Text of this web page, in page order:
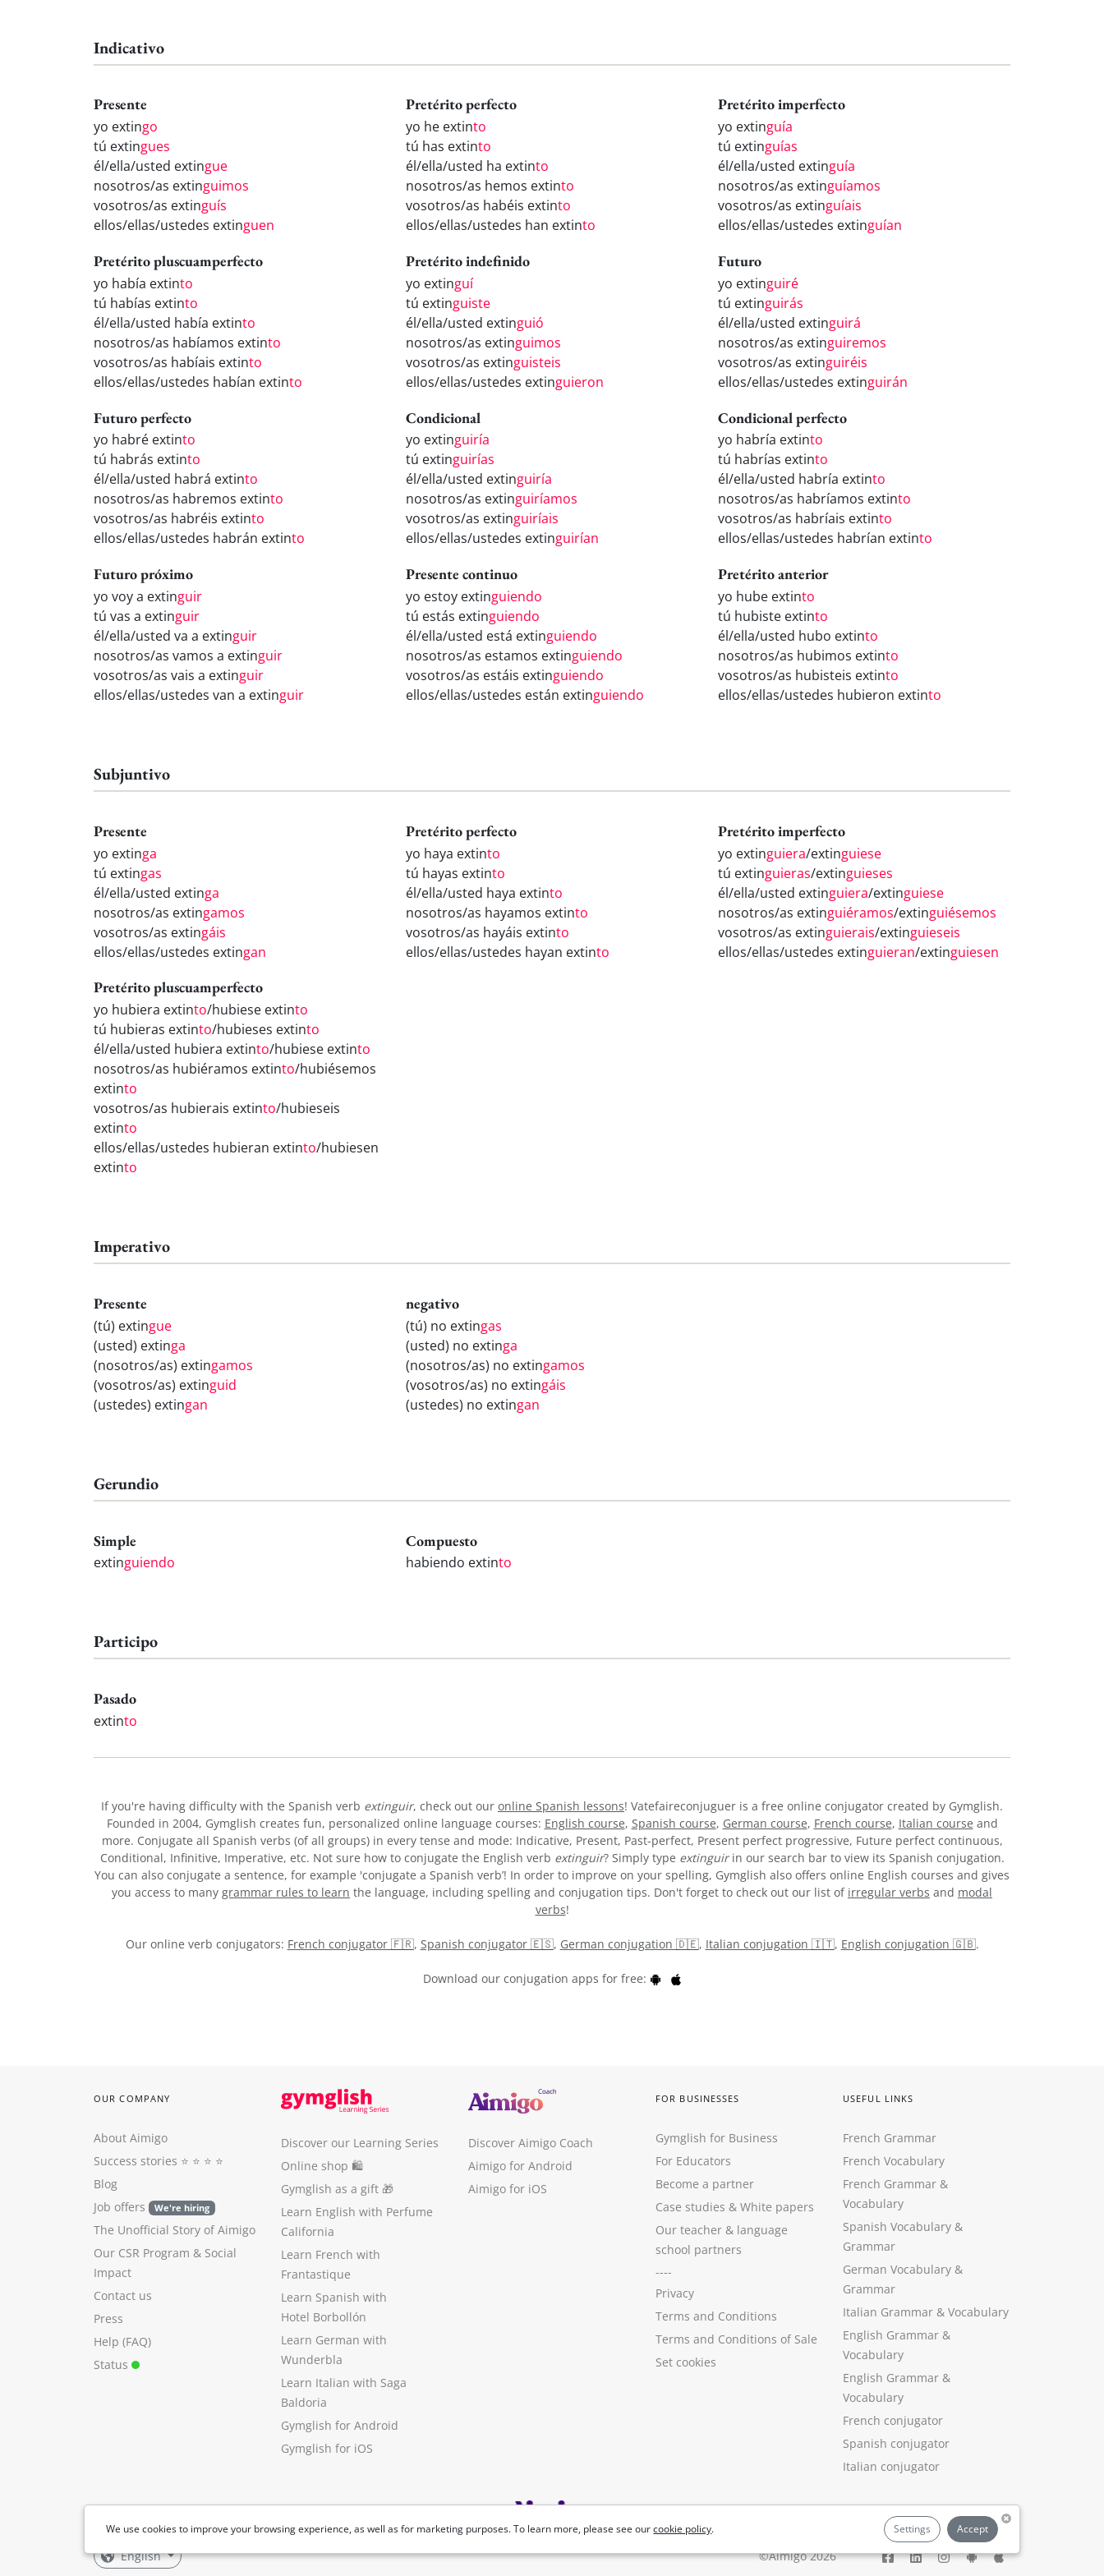
Indicativo
Presente
yo extingo
tú extingues
él/ella/usted extingue
nosotros/as extinguimos
vosotros/as extinguís
ellos/ellas/ustedes extinguen
Pretérito perfecto
yo he extinto
tú has extinto
él/ella/usted ha extinto
nosotros/as hemos extinto
vosotros/as habéis extinto
ellos/ellas/ustedes han extinto
Pretérito imperfecto
yo extinguía
tú extinguías
él/ella/usted extinguía
nosotros/as extinguíamos
vosotros/as extinguíais
ellos/ellas/ustedes extinguían
Pretérito pluscuamperfecto
yo había extinto
tú habías extinto
él/ella/usted había extinto
nosotros/as habíamos extinto
vosotros/as habíais extinto
ellos/ellas/ustedes habían extinto
Pretérito indefinido
yo extinguí
tú extinguiste
él/ella/usted extinguió
nosotros/as extinguimos
vosotros/as extinguisteis
ellos/ellas/ustedes extinguieron
Futuro
yo extinguiré
tú extinguirás
él/ella/usted extinguirá
nosotros/as extinguiremos
vosotros/as extinguiréis
ellos/ellas/ustedes extinguirán
Futuro perfecto
yo habré extinto
tú habrás extinto
él/ella/usted habrá extinto
nosotros/as habremos extinto
vosotros/as habréis extinto
ellos/ellas/ustedes habrán extinto
Condicional
yo extinguiría
tú extinguirías
él/ella/usted extinguiría
nosotros/as extinguiríamos
vosotros/as extinguiríais
ellos/ellas/ustedes extinguirían
Condicional perfecto
yo habría extinto
tú habrías extinto
él/ella/usted habría extinto
nosotros/as habríamos extinto
vosotros/as habríais extinto
ellos/ellas/ustedes habrían extinto
Futuro próximo
yo voy a extinguir
tú vas a extinguir
él/ella/usted va a extinguir
nosotros/as vamos a extinguir
vosotros/as vais a extinguir
ellos/ellas/ustedes van a extinguir
Presente continuo
yo estoy extinguiendo
tú estás extinguiendo
él/ella/usted está extinguiendo
nosotros/as estamos extinguiendo
vosotros/as estáis extinguiendo
ellos/ellas/ustedes están extinguiendo
Pretérito anterior
yo hube extinto
tú hubiste extinto
él/ella/usted hubo extinto
nosotros/as hubimos extinto
vosotros/as hubisteis extinto
ellos/ellas/ustedes hubieron extinto
Subjuntivo
Presente
yo extinga
tú extingas
él/ella/usted extinga
nosotros/as extingamos
vosotros/as extingáis
ellos/ellas/ustedes extingan
Pretérito perfecto
yo haya extinto
tú hayas extinto
él/ella/usted haya extinto
nosotros/as hayamos extinto
vosotros/as hayáis extinto
ellos/ellas/ustedes hayan extinto
Pretérito imperfecto
yo extinguiera/extinguiese
tú extinguieras/extinguieses
él/ella/usted extinguiera/extinguiese
nosotros/as extinguiéramos/extinguiésemos
vosotros/as extinguierais/extinguieseis
ellos/ellas/ustedes extinguieran/extinguiesen
Pretérito pluscuamperfecto
yo hubiera extinto/hubiese extinto
tú hubieras extinto/hubieses extinto
él/ella/usted hubiera extinto/hubiese extinto
nosotros/as hubiéramos extinto/hubiésemos
extinto
vosotros/as hubierais extinto/hubieseis
extinto
ellos/ellas/ustedes hubieran extinto/hubiesen
extinto
Imperativo
Presente
(tú) extingue
(usted) extinga
(nosotros/as) extingamos
(vosotros/as) extinguid
(ustedes) extingan
negativo
(tú) no extingas
(usted) no extinga
(nosotros/as) no extingamos
(vosotros/as) no extingáis
(ustedes) no extingan
Gerundio
Simple
extinguiendo
Compuesto
habiendo extinto
Participo
Pasado
extinto
If you're having difficulty with the Spanish verb extinguir, check out our online Spanish lessons! Vatefaireconjuguer is a free online conjugator created by Gymglish.
Founded in 2004, Gymglish creates fun, personalized online language courses: English course, Spanish course, German course, French course, Italian course and
more. Conjugate all Spanish verbs (of all groups) in every tense and mode: Indicative, Present, Past-perfect, Present perfect progressive, Future perfect continuous,
Conditional, Infinitive, Imperative, etc. Not sure how to conjugate the English verb extinguir? Simply type extinguirin our search bar to view its Spanish conjugation.
You can also conjugate a sentence, for example 'conjugate a Spanish verb’! In order to improve on your spelling, Gymglish also offers online English courses and gives
you access to many grammar rules to learn the language, including spelling and conjugation tips. Don't forget to check out our list of irregular verbs and modal
verbs!
Our online verb conjugators: French conjugator 🇫🇷, Spanish conjugator 🇪🇸, German conjugation 🇩🇪, Italian conjugation 🇮🇹, English conjugation 🇬🇧.
Download our conjugation apps for free:
We use cookies to improve your browsing experience, as well as for marketing purposes. To learn more, please see ourcookie policy. Settings Accept
OUR COMPANY
About Aimigo
Success stories ⭐️ ⭐️ ⭐️ ⭐️
Blog
Job offers
We're hiring
The Unofficial Story of Aimigo
Our CSR Program & Social
Impact
Contact us
Press
Help (FAQ)
Status
Discover our Learning Series
Online shop 🛍
Gymglish as a gift 🎁
Learn English with Perfume
California
Learn French with
Frantastique
Learn Spanish with
Hotel Borbollón
Learn German with
Wunderbla
Learn Italian with Saga
Baldoria
Gymglish for Android
Gymglish for iOS
Discover Aimigo Coach
Aimigo for Android
Aimigo for iOS
FOR BUSINESSES
Gymglish for Business
For Educators
Become a partner
Case studies & White papers
Our teacher & language
school partners
----
Privacy
Terms and Conditions
Terms and Conditions of Sale
Set cookies
USEFUL LINKS
French Grammar
French Vocabulary
French Grammar &
Vocabulary
Spanish Vocabulary &
Grammar
German Vocabulary &
Grammar
Italian Grammar & Vocabulary
English Grammar &
Vocabulary
English Grammar &
Vocabulary
French conjugator
Spanish conjugator
Italian conjugator
English ©Aimigo 2026